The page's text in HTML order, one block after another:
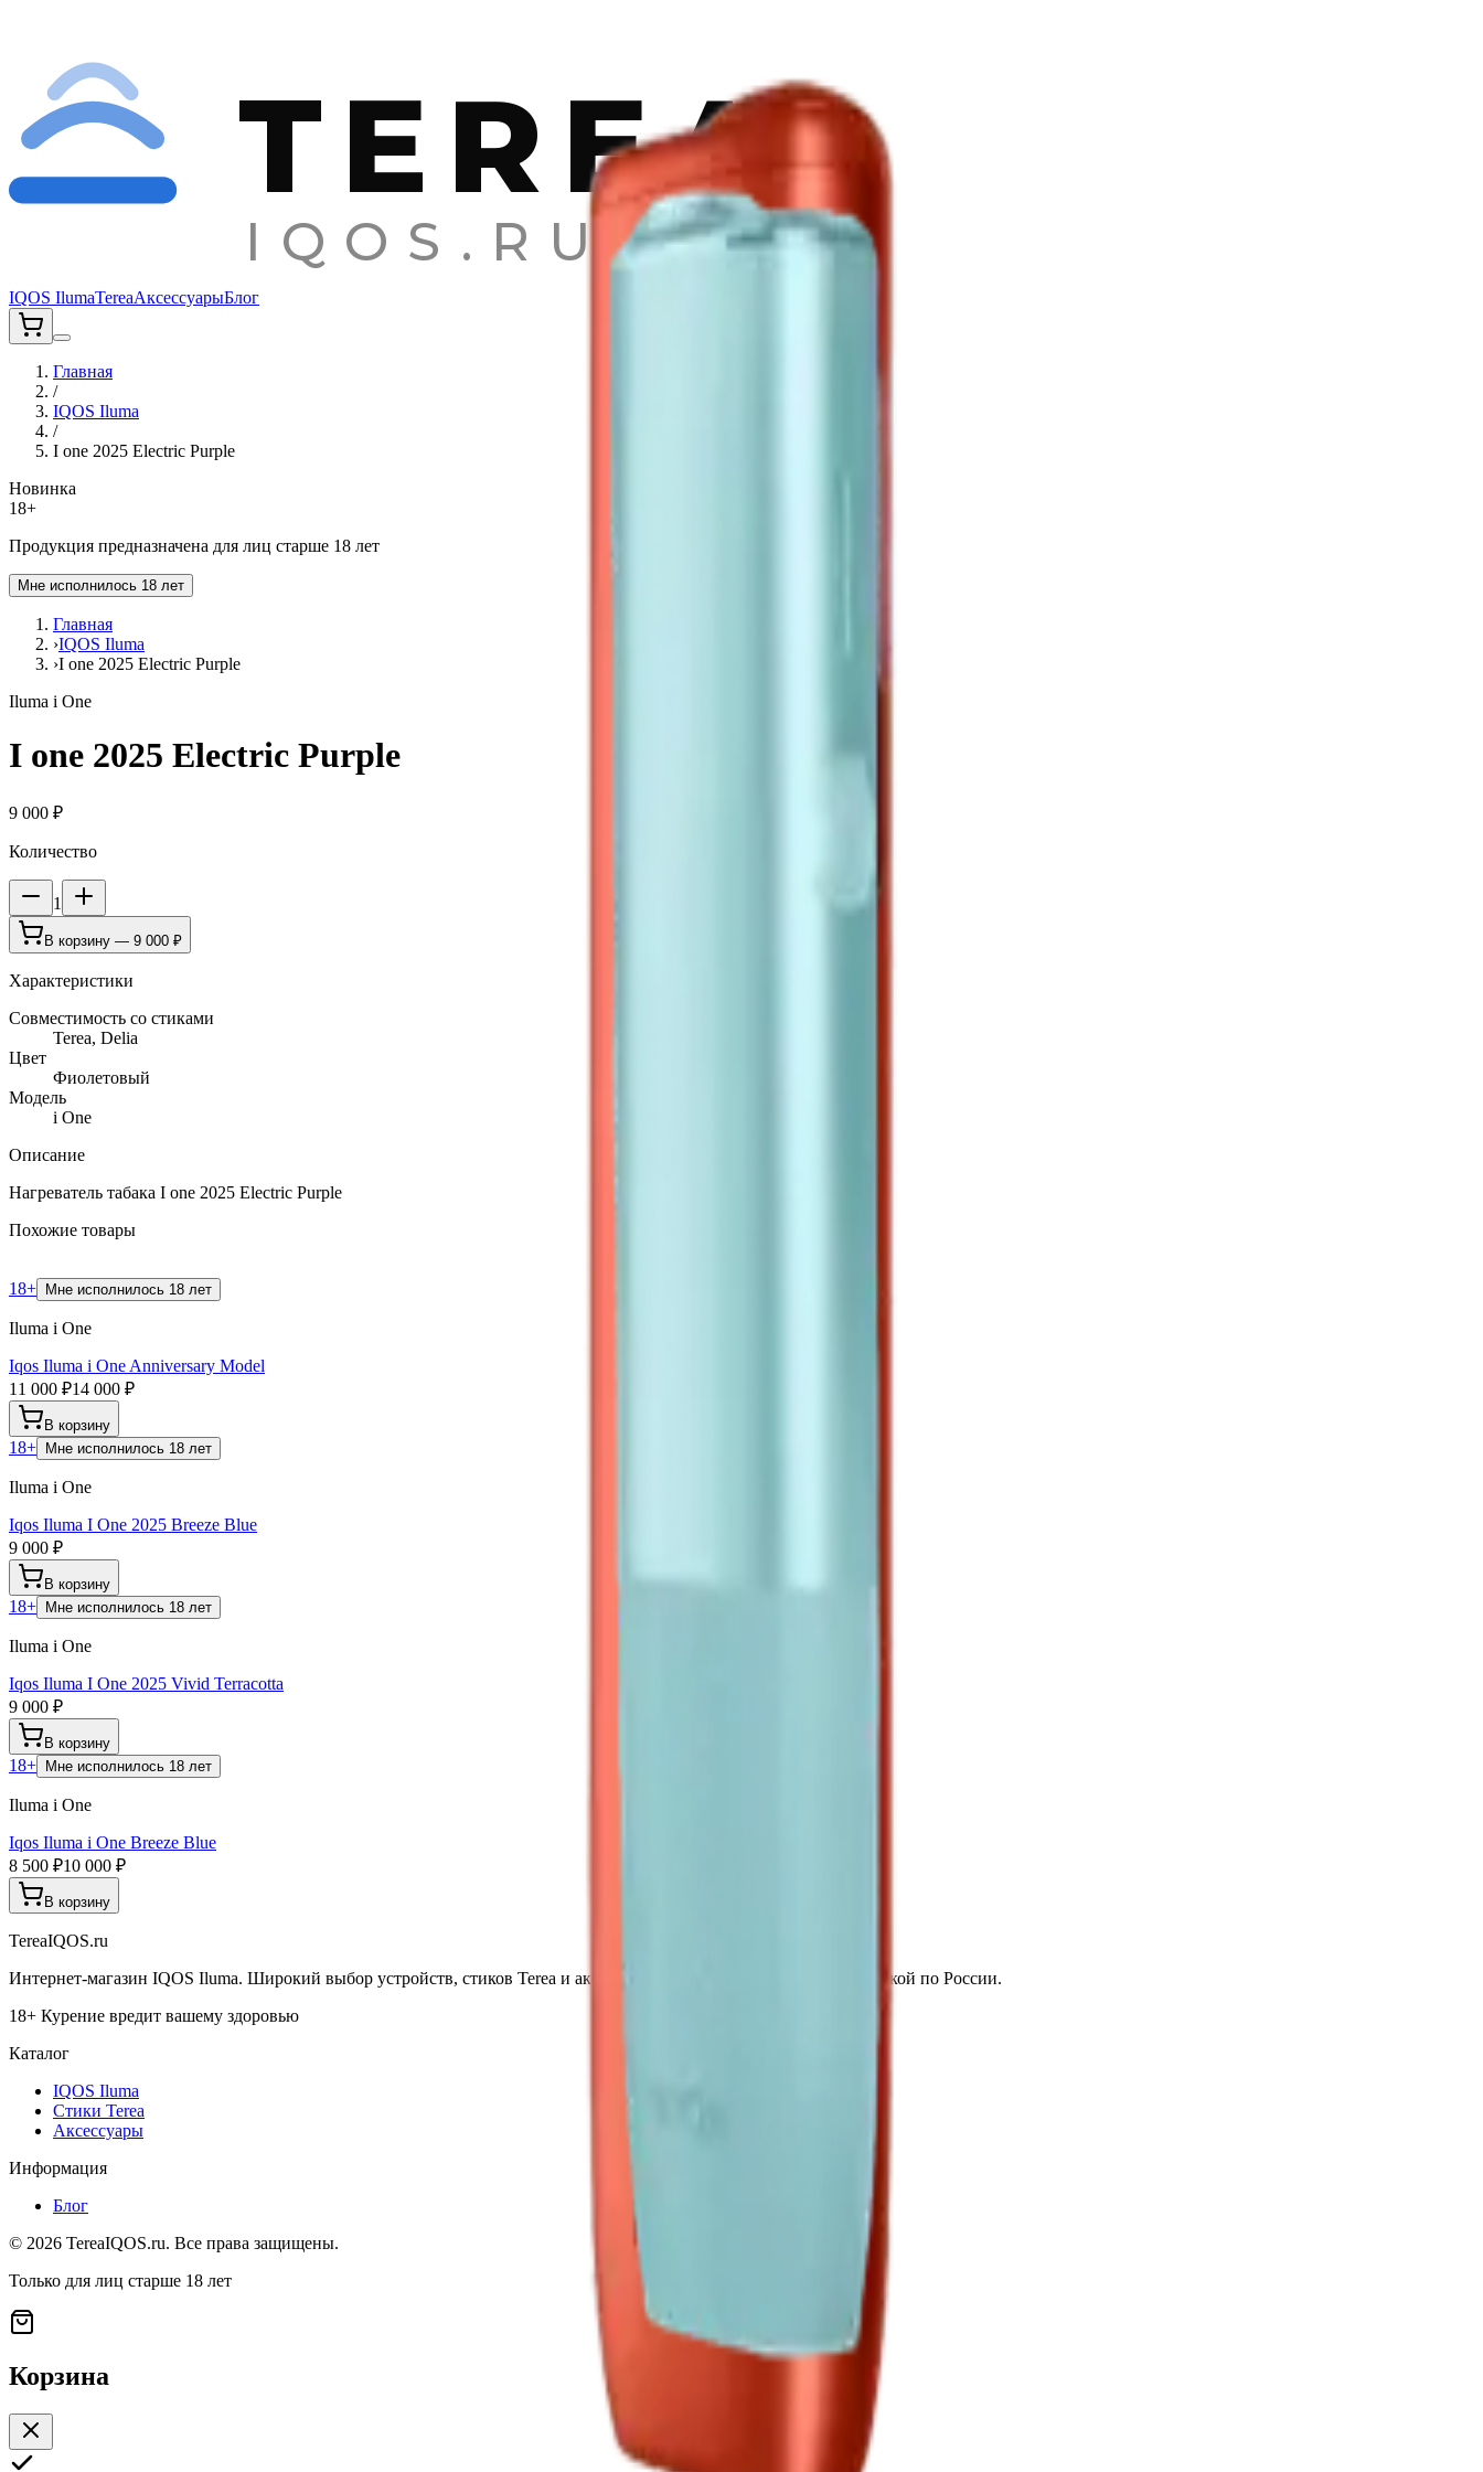
TEREA
IQOS.RU
IQOS IlumaTereaАксессуарыБлог
Главная
/
IQOS Iluma
/
I one 2025 Electric Purple
Новинка
18+
Продукция предназначена для лиц старше 18 лет
Мне исполнилось 18 лет
Главная
›IQOS Iluma
›I one 2025 Electric Purple
Iluma i One
I one 2025 Electric Purple
9 000 ₽
Количество
1
В корзину — 9 000 ₽
Характеристики
Совместимость со стиками
Terea, Delia
Цвет
Фиолетовый
Модель
i One
Описание
Нагреватель табака I one 2025 Electric Purple
Похожие товары
18+ Мне исполнилось 18 лет
Iluma i One
Iqos Iluma i One Anniversary Model
11 000 ₽14 000 ₽
В корзину
18+ Мне исполнилось 18 лет
Iluma i One
Iqos Iluma I One 2025 Breeze Blue
9 000 ₽
В корзину
18+ Мне исполнилось 18 лет
Iluma i One
Iqos Iluma I One 2025 Vivid Terracotta
9 000 ₽
В корзину
18+ Мне исполнилось 18 лет
Iluma i One
Iqos Iluma i One Breeze Blue
8 500 ₽10 000 ₽
В корзину
TereaIQOS.ru
Интернет-магазин IQOS Iluma. Широкий выбор устройств, стиков Terea и аксессуаров по выгодным ценам с доставкой по России.
18+ Курение вредит вашему здоровью
Каталог
IQOS Iluma
Стики Terea
Аксессуары
Информация
Блог
© 2026 TereaIQOS.ru. Все права защищены.
Только для лиц старше 18 лет
Корзина